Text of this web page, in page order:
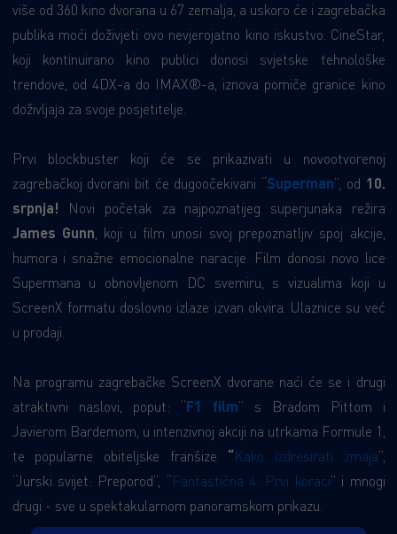
više od 360 kino dvorana u 67 zemalja, a uskoro će i zagrebačka
publika moći doživjeti ovo nevjerojatno kino iskustvo. CineStar,
koji kontinuirano kino publici donosi svjetske tehnološke
trendove, od 4DX-a do IMAX®-a, iznova pomiče granice kino
doživljaja za svoje posjetitelje.
Prvi blockbuster koji će se prikazivati u novootvorenoj
zagrebačkoj dvorani bit će dugoočekivani “Superman”, od 10.
srpnja!
Novi početak za najpoznatijeg superjunaka režira
James Gunn, koji u film unosi svoj prepoznatljiv spoj akcije,
humora i snažne emocionalne naracije. Film donosi novo lice
Supermana u obnovljenom DC svemiru, s vizualima koji u
ScreenX formatu doslovno izlaze izvan okvira. Ulaznice su već
u prodaji.
Na programu zagrebačke ScreenX dvorane naći će se i drugi
atraktivni naslovi, poput: “F1 film” s Bradom Pittom i
Javierom Bardemom, u intenzivnoj akciji na utrkama Formule 1,
te popularne obiteljske franšize “Kako izdresirati zmaja”,
“Jurski svijet: Preporod”, “Fantastična 4: Prvi koraci” i mnogi
drugi - sve u spektakularnom panoramskom prikazu.